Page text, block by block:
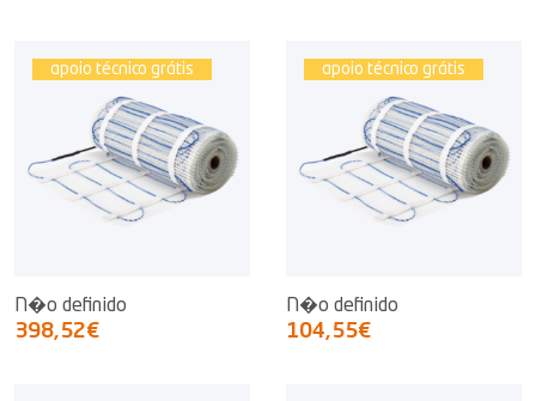
apoio técnico grátis
N�o definido
398,52€
apoio técnico grátis
N�o definido
104,55€